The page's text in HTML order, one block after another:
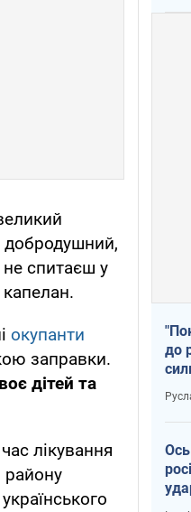
добродушний,
спитаєш у
окупанти
заправки.
дітей та
лікування
району
до